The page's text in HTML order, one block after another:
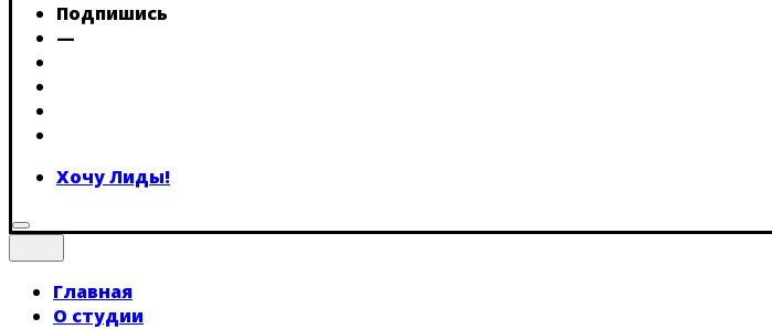
Подпишись
—
Хочу Лиды!
Главная
О студии